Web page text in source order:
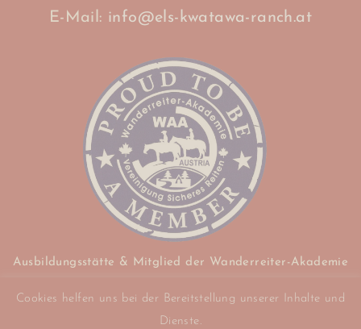
E-Mail: info@els-kwatawa-ranch.at
Ausbildungsstätte & Mitglied der Wanderreiter-Akademie
Vereinigung Sicheres Reiten
Cookies helfen uns bei der Bereitstellung unserer Inhalte und
Dienste.